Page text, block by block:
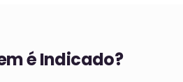
é Indicado?